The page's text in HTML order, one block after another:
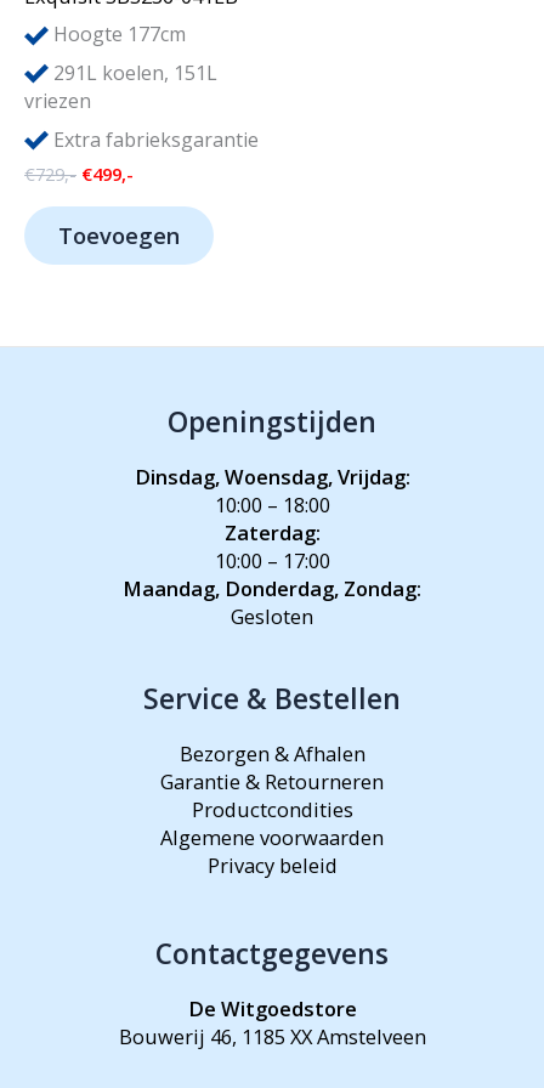
Hoogte 177cm
291L koelen, 151L
vriezen
Extra fabrieksgarantie
€729,- Oorspronkelijke
€729,-.
€499,-
€499,-.
Toevoegen
Openingstijden
Dinsdag, Woensdag, Vrijdag:
10:00 – 18:00
Zaterdag:
10:00 – 17:00
Maandag, Donderdag, Zondag:
Gesloten
Service & Bestellen
Bezorgen & Afhalen
Garantie & Retourneren
Productcondities
Algemene voorwaarden
Privacy beleid
Contactgegevens
De Witgoedstore
Bouwerij 46, 1185 XX Amstelveen